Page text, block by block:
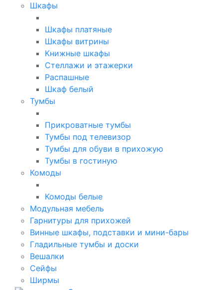
Шкафы
Шкафы платяные
Шкафы витрины
Книжные шкафы
Стеллажи и этажерки
Распашные
Шкаф белый
Тумбы
Прикроватные тумбы
Тумбы под телевизор
Тумбы для обуви в прихожую
Тумбы в гостиную
Комоды
Комоды белые
Модульная мебель
Гарнитуры для прихожей
Винные шкафы, подставки и мини-бары
Гладильные тумбы и доски
Вешалки
Сейфы
Ширмы